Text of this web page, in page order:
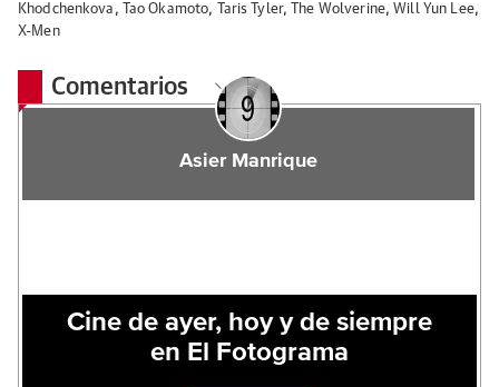
Khodchenkova , Tao Okamoto, Taris Tyler, The Wolverine,Will Yun Lee,
X-Men
Comentarios
Asier Manrique
Cine de ayer, hoy y de siempre
en El Fotograma